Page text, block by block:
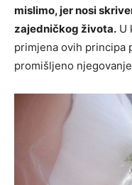
mislimo, jer nosi
zajedničkog života. U
primjena ovih principa
promišljeno